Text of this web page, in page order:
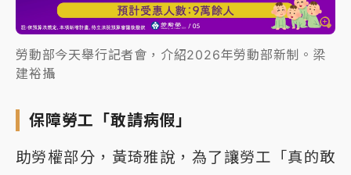
勞動部今天舉行記者會，介紹2026年勞動部新制。梁
建裕攝
保障勞工「敢請病假」
助勞權部分，黃琦雅說，為了讓勞工「真的敢